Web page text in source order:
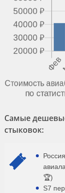
Самые
стыковок:
🏆)
S7